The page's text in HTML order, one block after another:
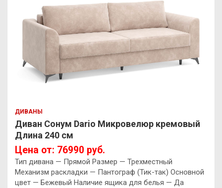
ДИВАНЫ
Диван Сонум Dario Микровелюр кремовый
Длина 240 см
Цена от: 76990 руб.
Тип дивана — Прямой Размер — Трехместный
Механизм раскладки — Пантограф (Тик-так) Основной
цвет — Бежевый Наличие ящика для белья — Да